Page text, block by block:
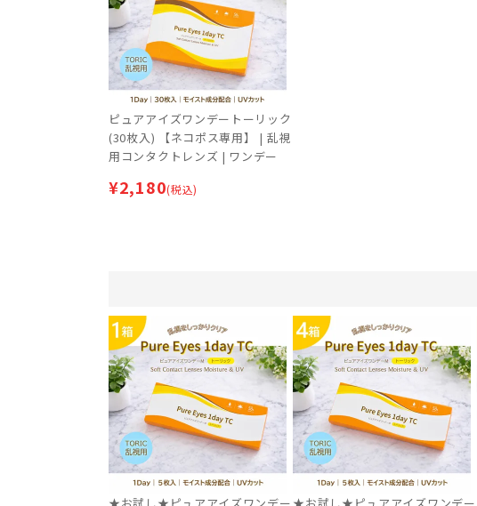
ピュアアイズワンデートーリック
(30枚入) 【ネコポス専用】 | 乱視
用コンタクトレンズ | ワンデー
¥2,180(税込)